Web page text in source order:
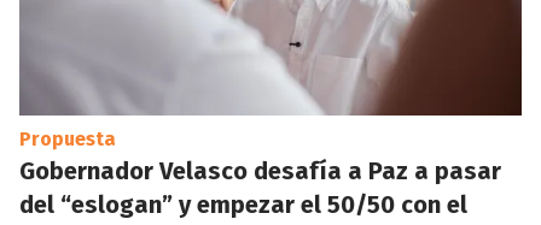
Propuesta
Gobernador Velasco desafía a Paz a pasar
del “eslogan” y empezar el 50/50 con el